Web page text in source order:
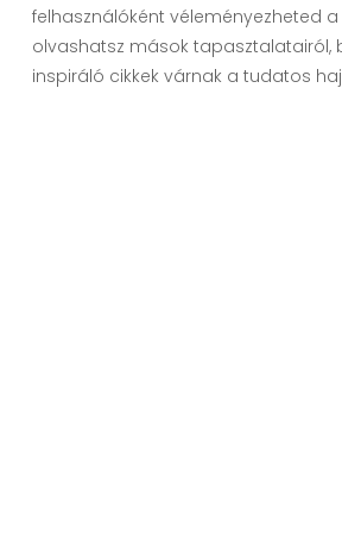
felhasználóként véleményezheted
olvashatsz mások tapasztalatairól,
inspiráló cikkek várnak a tudatos